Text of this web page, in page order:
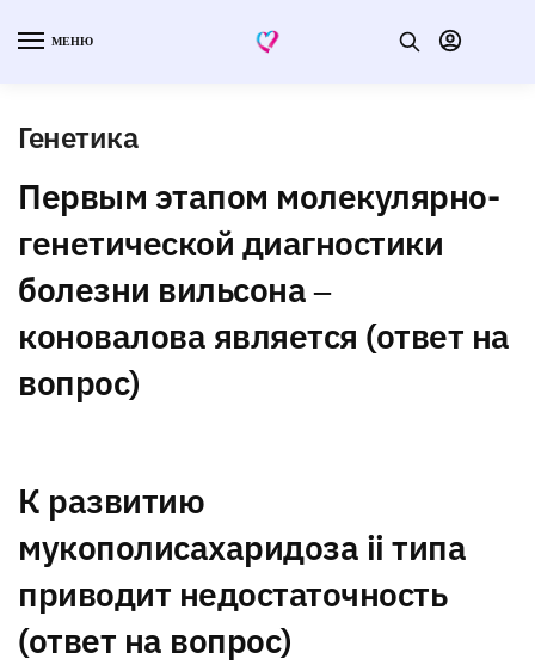
МЕНЮ
Генетика
Первым этапом молекулярно-
генетической диагностики
болезни вильсона ‒
коновалова является (ответ на
вопрос)
К развитию
мукополисахаридоза ii типа
приводит недостаточность
(ответ на вопрос)